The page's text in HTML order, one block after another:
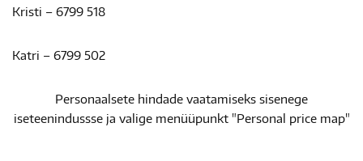
Kristi – 6799 518
Katri – 6799 502
Personaalsete hindade vaatamiseks sisenege
iseteenindussse ja valige menüüpunkt "Personal price map"